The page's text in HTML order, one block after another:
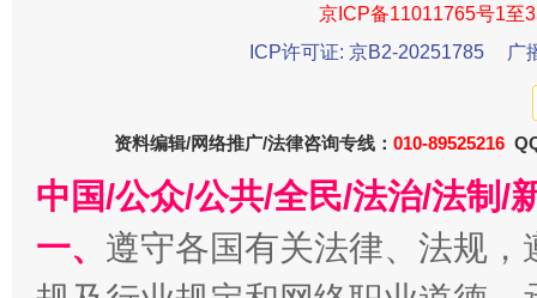
千年窑火 生生不息
京ICP备11011765号1至
ICP许可证: 京B2-20251785
广
资料编辑/网络推广/法律咨询专线： 010-89525216
中国/公众/公共/全民/法治/法制/
一、 遵守各国有关法律、法规